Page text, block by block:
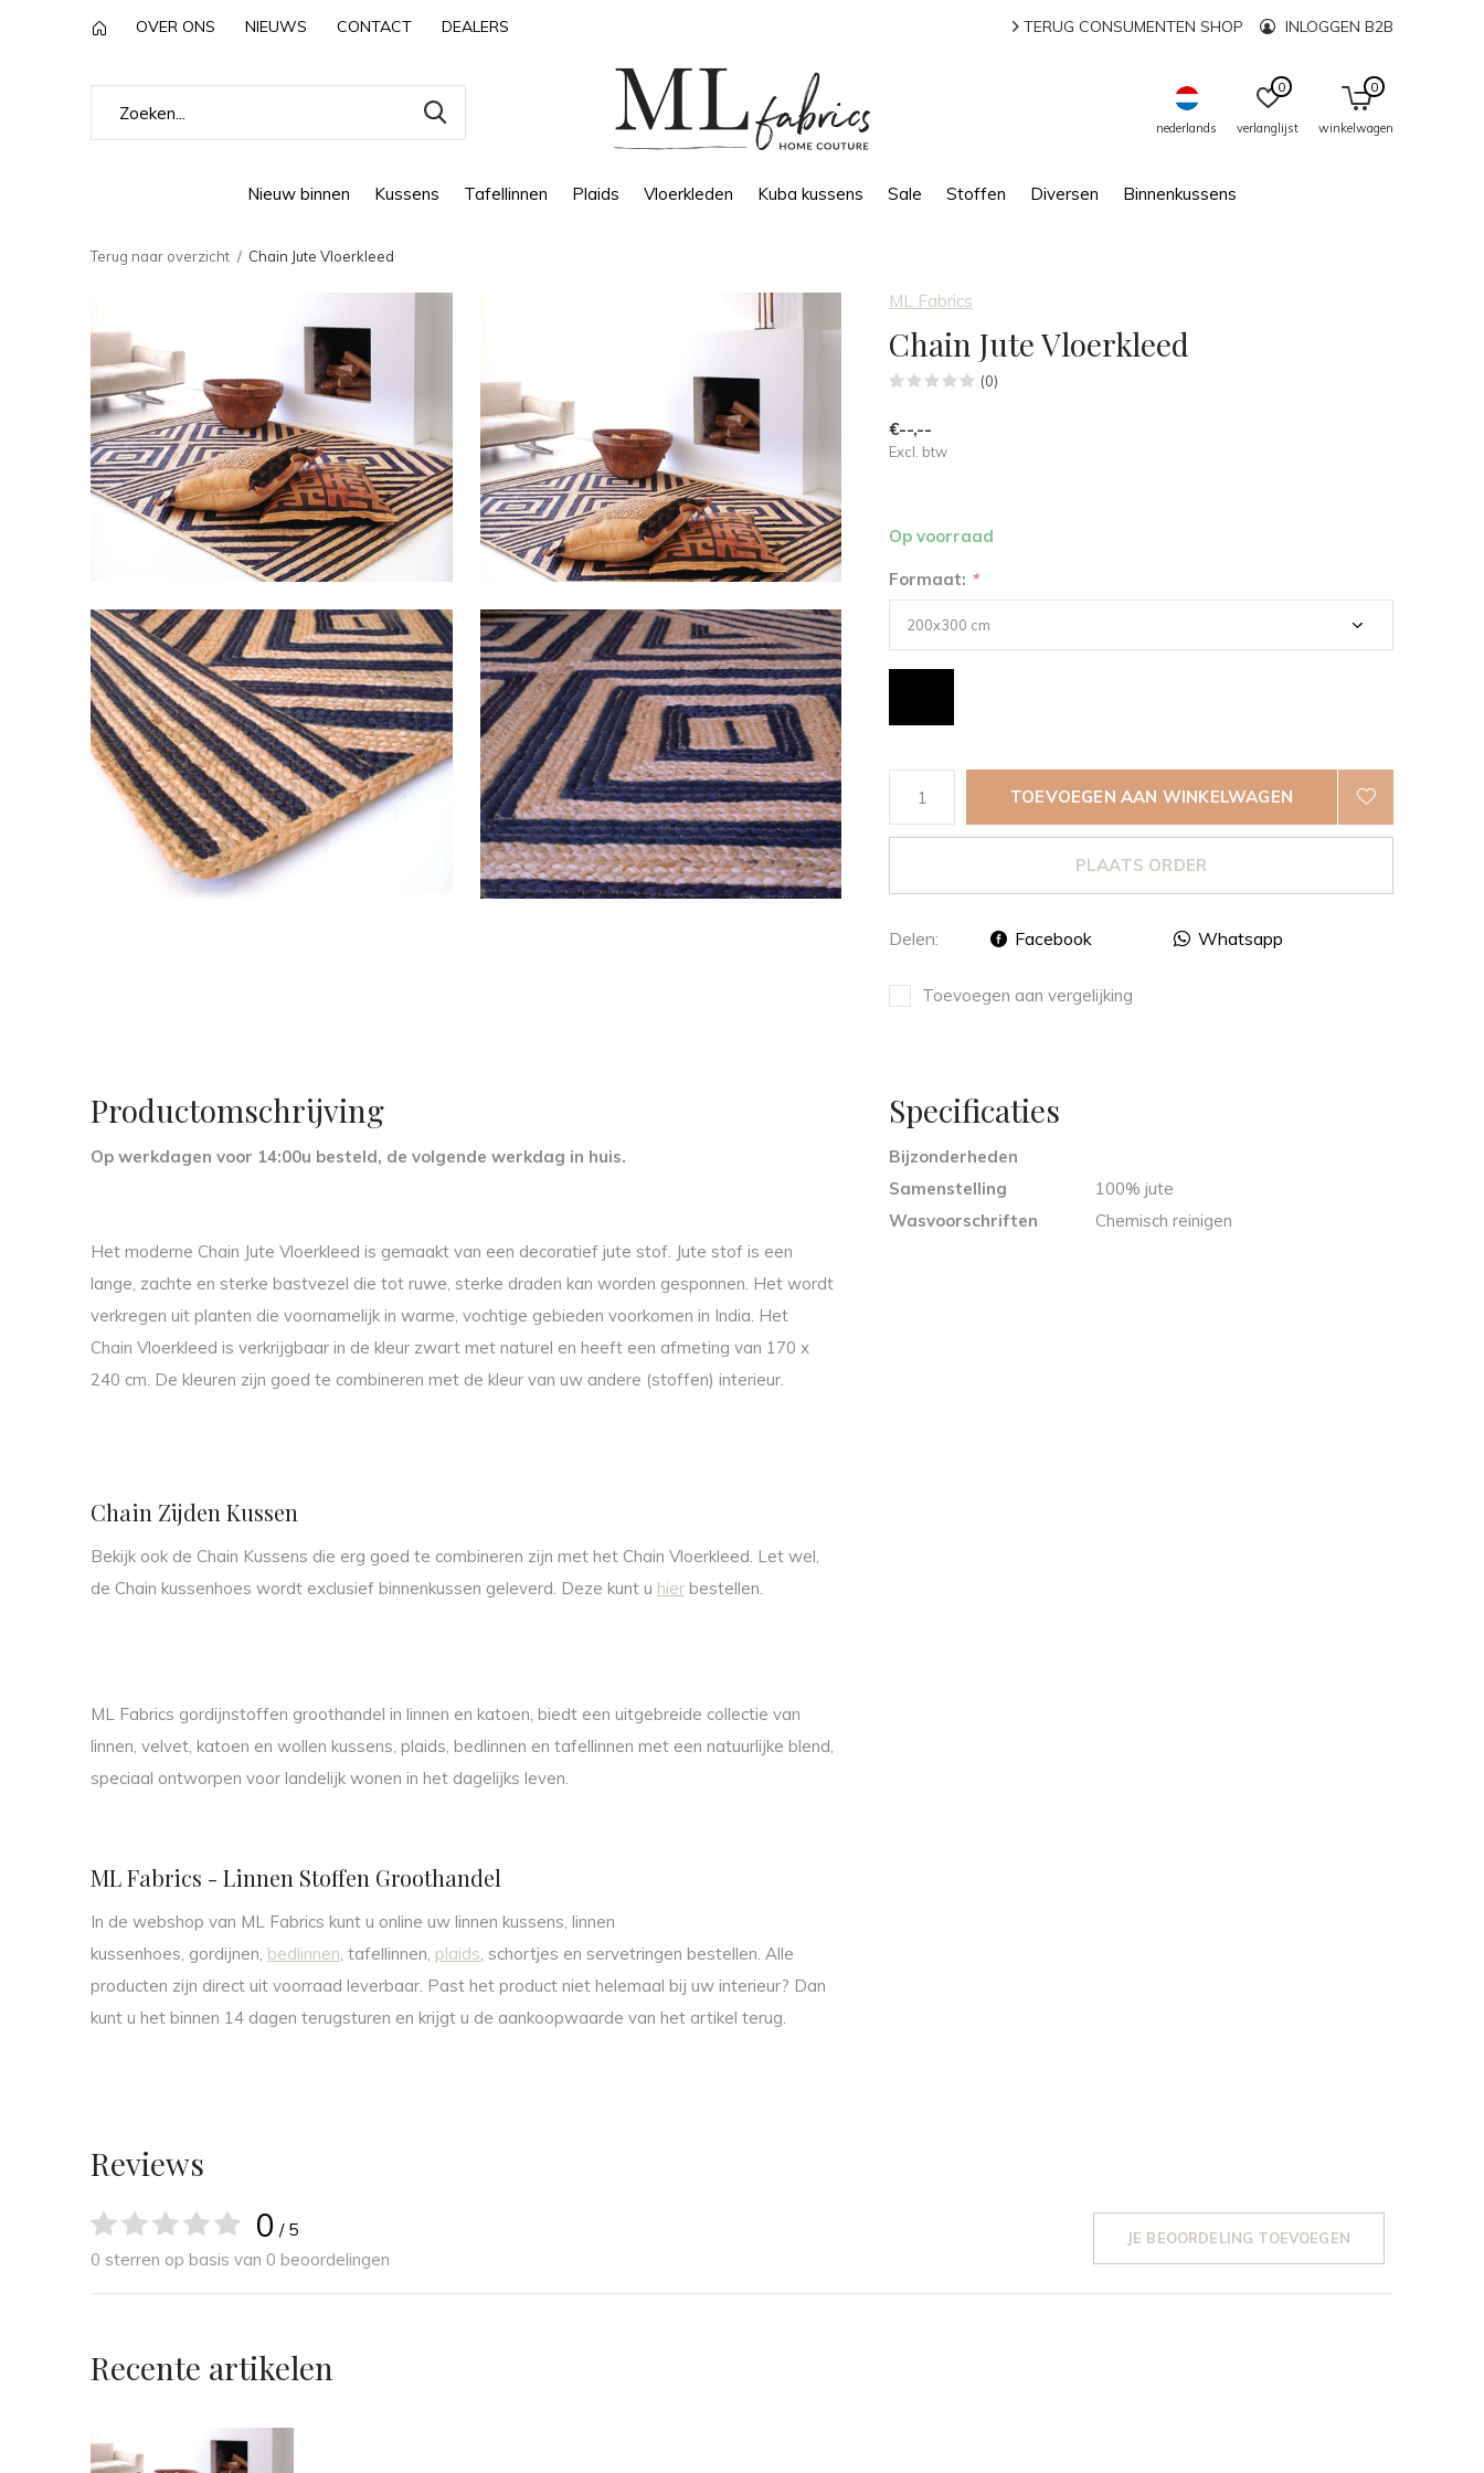
Nieuw binnen Kussens Tafellinnen Plaids Vloerkleden Kuba kussens Sale Stoffen Diversen Binnenkussens
nederlands verlanglijst
0
winkelwagen
0
OVER ONS NIEUWS CONTACT DEALERS TERUG CONSUMENTEN SHOP INLOGGEN B2B
Terug naar overzicht Chain Jute Vloerkleed
ML Fabrics
Chain Jute Vloerkleed
(0)
€--,--
Excl. btw
Op voorraad
Formaat: *
TOEVOEGEN AAN WINKELWAGEN
PLAATS ORDER
Delen: Facebook Whatsapp
Toevoegen aan vergelijking
Productomschrijving
Op werkdagen voor 14:00u besteld, de volgende werkdag in huis.
Het moderne Chain Jute Vloerkleed is gemaakt van een decoratief jute stof. Jute stof is een
lange, zachte en sterke bastvezel die tot ruwe, sterke draden kan worden gesponnen. Het wordt
verkregen uit planten die voornamelijk in warme, vochtige gebieden voorkomen in India. Het
Chain Vloerkleed is verkrijgbaar in de kleur zwart met naturel en heeft een afmeting van 170 x
240 cm. De kleuren zijn goed te combineren met de kleur van uw andere (stoffen) interieur.
Chain Zijden Kussen
Bekijk ook de Chain Kussens die erg goed te combineren zijn met het Chain Vloerkleed. Let wel,
de Chain kussenhoes wordt exclusief binnenkussen geleverd. Deze kunt u hier bestellen.
ML Fabrics gordijnstoffen groothandel in linnen en katoen, biedt een uitgebreide collectie van
linnen, velvet, katoen en wollen kussens, plaids, bedlinnen en tafellinnen met een natuurlijke blend,
speciaal ontworpen voor landelijk wonen in het dagelijks leven.
ML Fabrics - Linnen Stoffen Groothandel
In de webshop van ML Fabrics kunt u online uw linnen kussens, linnen
kussenhoes, gordijnen, bedlinnen, tafellinnen, plaids, schortjes en servetringen bestellen. Alle
producten zijn direct uit voorraad leverbaar. Past het product niet helemaal bij uw interieur? Dan
kunt u het binnen 14 dagen terugsturen en krijgt u de aankoopwaarde van het artikel terug.
Specificaties
Bijzonderheden
Samenstelling
100% jute
Wasvoorschriften
Chemisch reinigen
Reviews
0 / 5
0 sterren op basis van 0 beoordelingen
JE BEOORDELING TOEVOEGEN
Recente artikelen